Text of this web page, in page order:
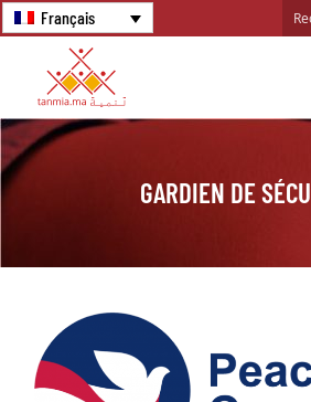
Français
GARDIEN DE